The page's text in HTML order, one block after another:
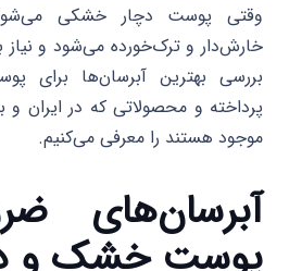
وقتی پوست دچار خشکی
خارش‌دار و ترک‌خورده می‌شود و نیاز
بررسی بهترین آبرسان‌ها برای
پرداخته و محصولاتی که در ایران
موجود هستند را معرفی می‌کنیم.
آبرسان‌های
پوست خشک و